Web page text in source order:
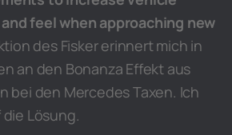
feel when approaching new
des Fisker erinnert mich in
an den Bonanza Effekt aus
bei den Mercedes Taxen. Ich
Lösung.